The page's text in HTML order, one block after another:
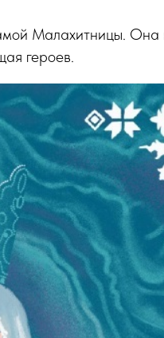
Малахитницы. Она
героев.